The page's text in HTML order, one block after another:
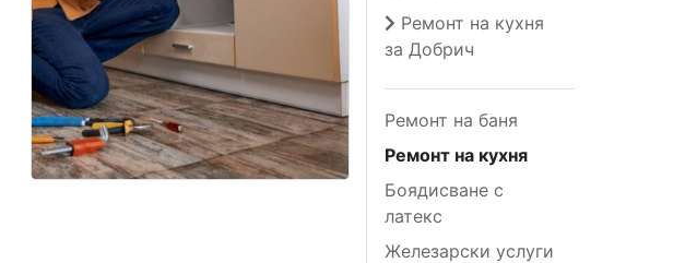
Ремонт на кухня
за Добрич
Ремонт на баня
Ремонт на кухня
Боядисване с
латекс
Железарски услуги